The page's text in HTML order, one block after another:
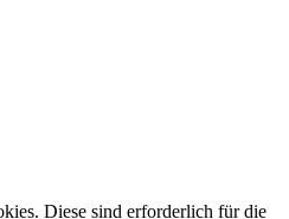
Diese sind erforderlich für die